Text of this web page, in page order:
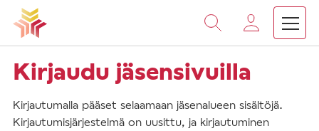
Vieritä
sisältöön
Kirjaudu jäsensivuilla
Kirjautumalla pääset selaamaan jäsenalueen sisältöjä.
Kirjautumisjärjestelmä on uusittu, ja kirjautuminen